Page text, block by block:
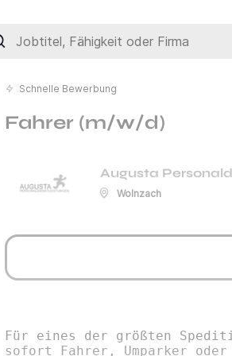
Fähigkeit oder Firma
Schnelle Bewerbung
Fahrer (m/w/d)
Augusta
Wolnzach
Für eines der größten
sofort Fahrer, Umparker